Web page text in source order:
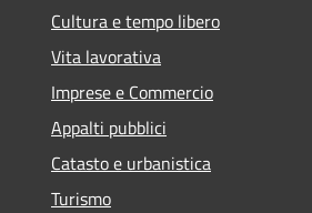
Cultura e tempo libero
Vita lavorativa
Imprese e Commercio
Appalti pubblici
Catasto e urbanistica
Turismo